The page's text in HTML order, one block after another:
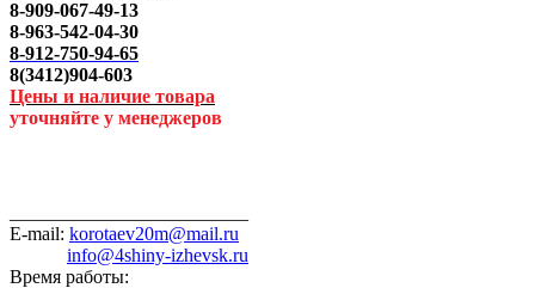
8-909-067-49-13
8-963-542-04-30
8-912-750-94-65
8(3412)904-603
Цены и наличие товара
уточняйте у менеджеров
E-mail: korotaev20m@mail.ru
info@4shiny-izhevsk.ru
Время работы: